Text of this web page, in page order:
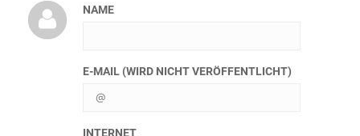
NAME
E-MAIL (WIRD NICHT VERÖFFENTLICHT)
INTERNET